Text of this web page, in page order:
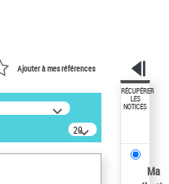
Ajouter à mes références
20
résultats/page
RÉCUPÉRER
LES
NOTICES
Ma